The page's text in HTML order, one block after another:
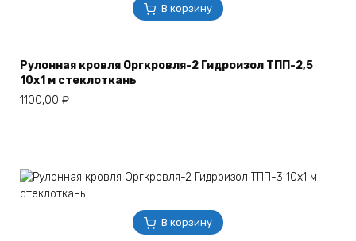
В корзину
Рулонная кровля Оргкровля-2 Гидроизол ТПП-2,5
10х1 м стеклоткань
1100,00 ₽
В корзину